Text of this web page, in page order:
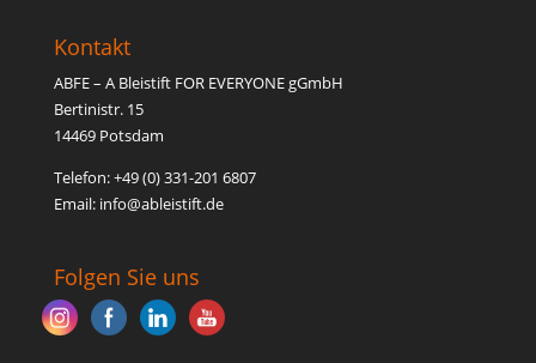
Kontakt
ABFE – A Bleistift FOR EVERYONE gGmbH
Bertinistr. 15
14469 Potsdam
Telefon: +49 (0) 331-201 6807
Email: info@ableistift.de
Folgen Sie uns